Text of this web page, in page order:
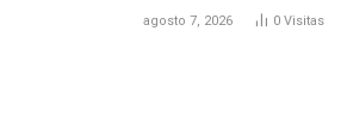
agosto 7, 2026 0 Visitas